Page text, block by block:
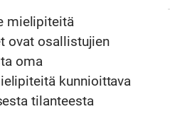
mielipiteitä
ovat osallistujien
oma
kunnioittava
tilanteesta